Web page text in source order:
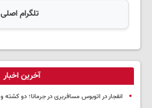
تلگرام اصلی
آخرین اخبار
انفجار در اتوبوس مسافربری در جرمانا؛ دو کشته و ۱۳ زخمی + فیلم